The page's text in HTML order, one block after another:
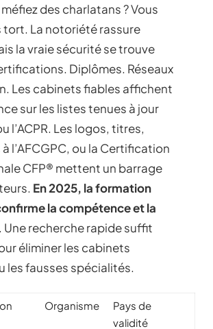
des charlatans ? Vous
tort. La notoriété rassure
la vraie sécurité se trouve
Diplômes. Réseaux
Les cabinets fiables affichent
sur les listes tenues à jour
l’ACPR. Les logos, titres,
l’AFCGPC, ou la Certification
CFP® mettent un barrage
En 2025, la formation
la compétence et la
. Une recherche rapide suffit
éliminer les cabinets
les fausses spécialités.
Organisme
Pays de
validité